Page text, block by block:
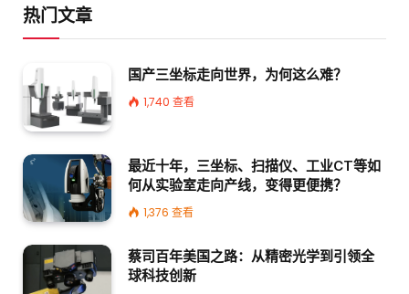
热门文章
国产三坐标走向世界，为何这么难？
1,740 查看
最近十年，三坐标、扫描仪、工业CT等如
何从实验室走向产线，变得更便携？
1,376 查看
蔡司百年美国之路：从精密光学到引领全
球科技创新